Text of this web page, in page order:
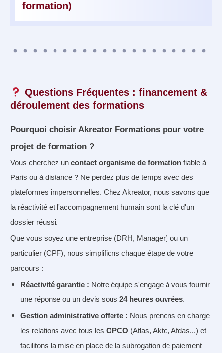
formation)
Questions Fréquentes : financement &
déroulement des formations
Pourquoi choisir Akreator Formations pour votre
projet de formation ?
Vous cherchez un contact organisme de formation fiable à
Paris ou à distance ? Ne perdez plus de temps avec des
plateformes impersonnelles. Chez Akreator, nous savons que
la réactivité et l'accompagnement humain sont la clé d'un
dossier réussi.
Que vous soyez une entreprise (DRH, Manager) ou un
particulier (CPF), nous simplifions chaque étape de votre
parcours :
Réactivité garantie : Notre équipe s'engage à vous fournir
une réponse ou un devis sous 24 heures ouvrées.
Gestion administrative offerte : Nous prenons en charge
les relations avec tous les OPCO (Atlas, Akto, Afdas...) et
facilitons la mise en place de la subrogation de paiement